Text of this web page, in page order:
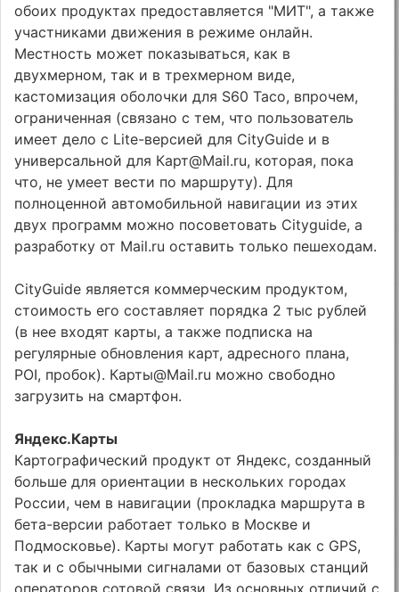
обоих продуктах предоставляется "МИТ", а также
участниками движения в режиме онлайн.
Местность может показываться, как в
двухмерном, так и в трехмерном виде,
кастомизация оболочки для S60 Taco, впрочем,
ограниченная (связано с тем, что пользователь
имеет дело с Lite-версией для CityGuide и в
универсальной для Карт@Mail.ru, которая, пока
что, не умеет вести по маршруту). Для
полноценной автомобильной навигации из этих
двух программ можно посоветовать Cityguide, а
разработку от Mail.ru оставить только пешеходам.
CityGuide является коммерческим продуктом,
стоимость его составляет порядка 2 тыс рублей
(в нее входят карты, а также подписка на
регулярные обновления карт, адресного плана,
POI, пробок). Карты@Mail.ru можно свободно
загрузить на смартфон.
Яндекс.Карты
Картографический продукт от Яндекс, созданный
больше для ориентации в нескольких городах
России, чем в навигации (прокладка маршрута в
бета-версии работает только в Москве и
Подмосковье). Карты могут работать как с GPS,
так и с обычными сигналами от базовых станций
операторов сотовой связи. Из основных отличий с